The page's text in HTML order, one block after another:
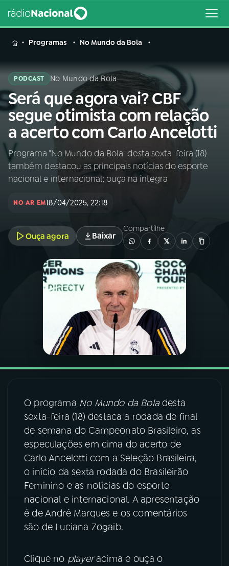
MENU
Buscar
na
Rádio
Nacional
Buscar
AO VIVO
PROGRAMAS
PODCASTS
VIDEOCASTS
08FESTIVAL DE MÚSICA
ACOMPANHE A RÁDIO NACIONAL
YouTube Facebook
Instagram X
TikTok
Programas No Mundo da Bola
PODCAST No Mundo da Bola
Será que agora vai? CBF
segue otimista com relação
a acerto com Carlo Ancelotti
Programa "No Mundo da Bola" desta sexta-feira (18)
também destacou as principais notícias do esporte
nacional e internacional; ouça na íntegra
NO AR EM18/04/2025, 22:18
Ouça agora Baixar
Compartilhe
O programa No Mundo da Boladesta
sexta-feira (18) destaca a rodada de final
de semana do Campeonato Brasileiro, as
especulações em cima do acerto de
Carlo Ancelotti com a Seleção Brasileira,
o início da sexta rodada do Brasileirão
Feminino e as notícias do esporte
nacional e internacional. A apresentação
é de André Marques e os comentários
são de Luciana Zogaib.
Clique no playeracima e ouça o